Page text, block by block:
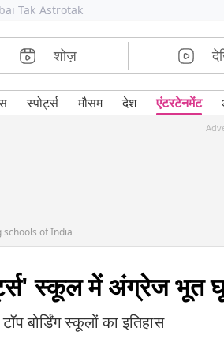
Tak Astrotak
शोज़
स्पोर्ट्स मौसम देश एंटरटेनमेंट
of India
स्कूल में अंग्रेज भूत
बोर्डिंग स्कूलों का इतिहास